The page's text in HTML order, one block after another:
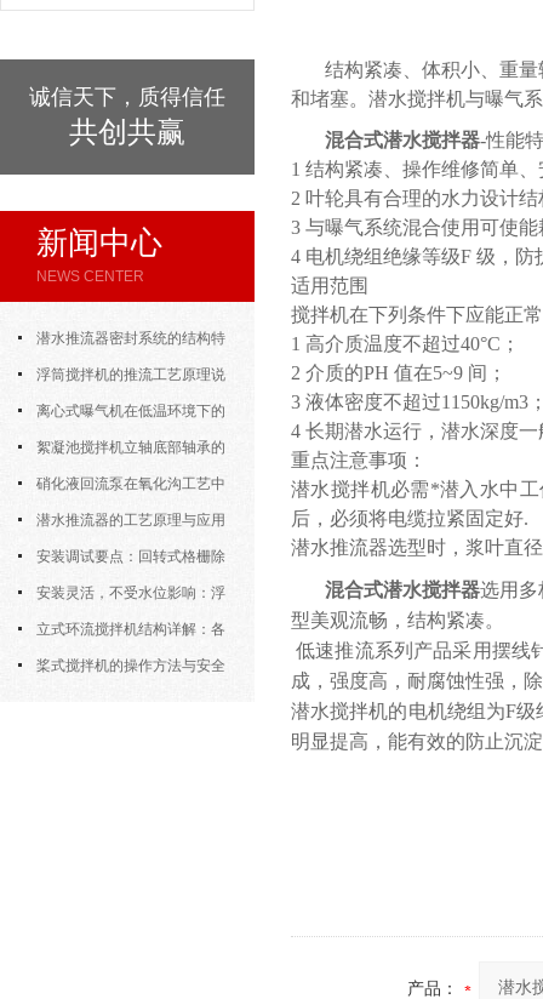
诚信天下，质得信任
共创共赢
新闻中心
NEWS CENTER
潜水推流器密封系统的结构特
点与渗漏故障处理
浮筒搅拌机的推流工艺原理说
明 离心式曝气机在低温环境下的
运行特性与防冻措施
絮凝池搅拌机立轴底部轴承的
密封防水与免维护设计
硝化液回流泵在氧化沟工艺中
的布置位置对回流效果的影响
潜水推流器的工艺原理与应用
逻辑安装调试要点：回转式格栅除
污机的土建配合要求与水平度校准
安装灵活，不受水位影响：浮
筒式曝气机的结构优势与适用场景
立式环流搅拌机结构详解：各
部件的功能与协同
桨式搅拌机的操作方法与安全
结构紧凑、体积小、重
和堵塞。潜水搅拌机与曝气
混合式潜水搅拌器-性能
1 结构紧凑、操作维修简单
2 叶轮具有合理的水力设计
3 与曝气系统混合使用可使
4 电机绕组绝缘等级F 级，
适用范围
搅拌机在下列条件下应能正
1 高介质温度不超过40°C；
2 介质的PH 值在5~9 间；
3 液体密度不超过1150kg/m3
4 长期潜水运行，潜水深度一
重点注意事项：
潜水搅拌机必需*潜入水中
后，必须将电缆拉紧固定好.
潜水推流器选型时，浆叶直
混合式潜水搅拌器选用多
型美观流畅，结构紧凑。
低速推流系列产品采用摆线
成，强度高，耐腐蚀性强，
潜水搅拌机的电机绕组为F
明显提高，能有效的防止沉
产品：